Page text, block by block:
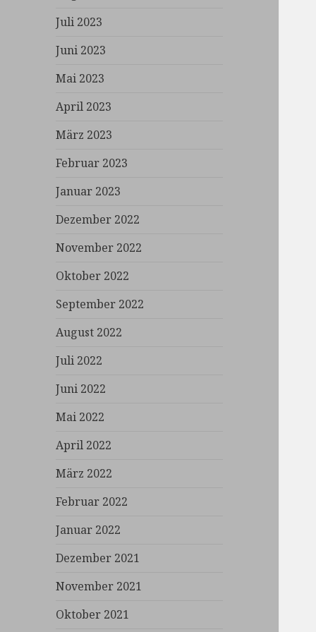
Juli 2023
Juni 2023
Mai 2023
April 2023
März 2023
Februar 2023
Januar 2023
Dezember 2022
November 2022
Oktober 2022
September 2022
August 2022
Juli 2022
Juni 2022
Mai 2022
April 2022
März 2022
Februar 2022
Januar 2022
Dezember 2021
November 2021
Oktober 2021